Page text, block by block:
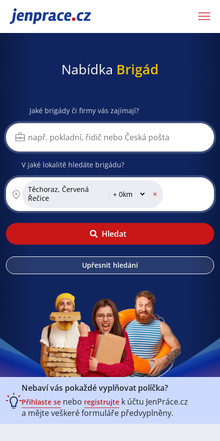
JenPráce.cz
Nabídka Brigád
Jaké brigády či firmy vás zajímají?
V jaké lokalitě hledáte brigádu?
Těchoraz, Červená
Řečice
×
Hledat
Upřesnit hledání
Nebaví vás pokaždé vyplňovat políčka?
Přihlaste se nebo registrujte k účtu JenPráce.cz
a mějte veškeréformuláře předvyplněny.